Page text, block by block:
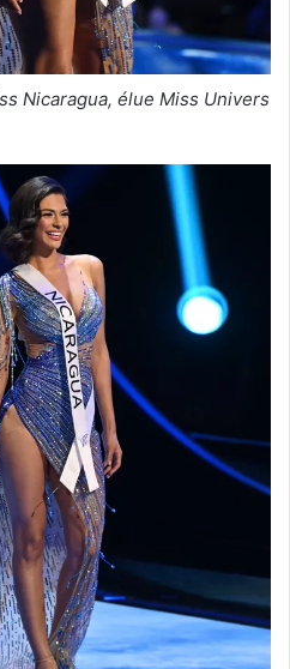
Nicaragua, élue Miss Univers